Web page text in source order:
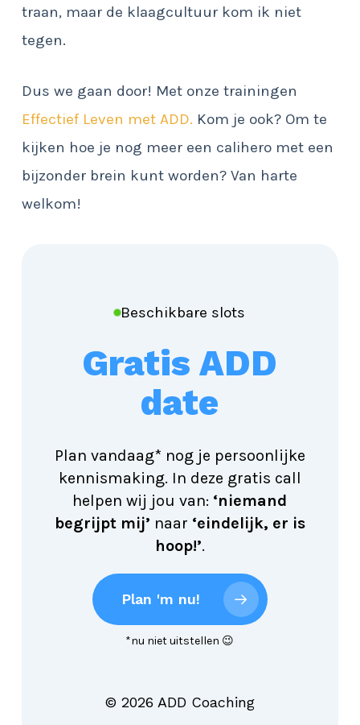
traan, maar de klaagcultuur kom ik niet
tegen.
Dus we gaan door! Met onze trainingen
Effectief Leven met ADD. Kom je ook? Om te
kijken hoe je nog meer een calihero met een
bijzonder brein kunt worden? Van harte
welkom!
Beschikbare slots
Gratis ADD
date
Plan vandaag* nog je persoonlijke
kennismaking. In deze gratis call
helpen wij jou van: ‘niemand
begrijpt mij’ naar ‘eindelijk, er is
hoop!’.
Plan 'm nu!
*nu niet uitstellen 😉
©2026 ADD Coaching